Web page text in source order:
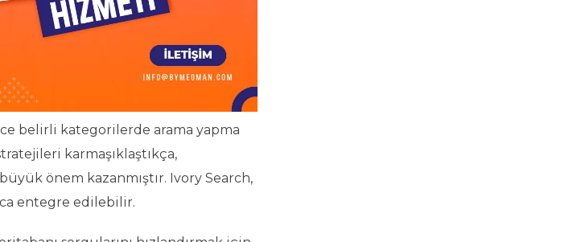
belirli kategorilerde arama yapma
karmaşıklaştıkça,
önem kazanmıştır. Ivory Search,
entegre edilebilir.